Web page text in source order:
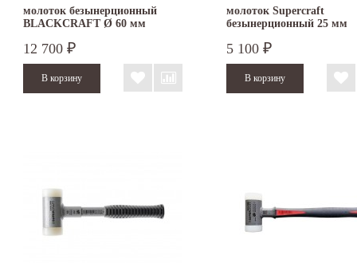
молоток безынерционный
BLACKCRAFT Ø 60 мм
12 700 ₽
молоток Supercraft
безынерционный 25 мм
5 100 ₽